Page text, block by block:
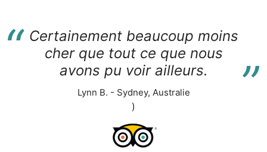
“ Certainement beaucoup moins
cher que tout ce que nous
avons pu voir ailleurs.
“
Lynn B. - Sydney, Australie
)